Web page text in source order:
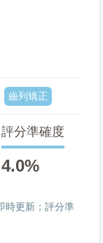
齒列矯正
評分準確度
4.0%
時更新；評分準